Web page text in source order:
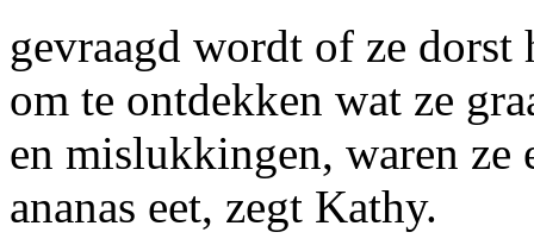
gevraagd wordt of ze
om te ontdekken wat ze
en mislukkingen, waren ze
ananas eet, zegt Kathy.